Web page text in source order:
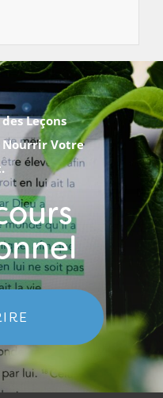
Leçons
Nourrir Votre